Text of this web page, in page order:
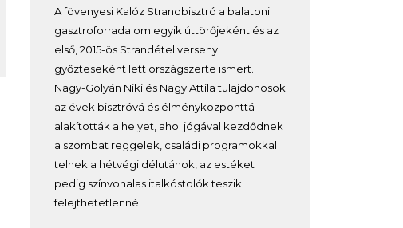
A fövenyesi Kalóz Strandbisztró a balatoni
gasztroforradalom egyik úttörőjeként és az
első, 2015-ös Strandétel verseny
győzteseként lett országszerte ismert.
Nagy-Golyán Niki és Nagy Attila tulajdonosok
az évek bisztróvá és élményközponttá
alakították a helyet, ahol jógával kezdődnek
a szombat reggelek, családi programokkal
telnek a hétvégi délutánok, az estéket
pedig színvonalas italkóstolók teszik
felejthetetlenné.